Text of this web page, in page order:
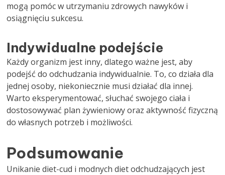
mogą pomóc w utrzymaniu zdrowych nawyków i
osiągnięciu sukcesu.
Indywidualne podejście
Każdy organizm jest inny, dlatego ważne jest, aby
podejść do odchudzania indywidualnie. To, co działa dla
jednej osoby, niekoniecznie musi działać dla innej.
Warto eksperymentować, słuchać swojego ciała i
dostosowywać plan żywieniowy oraz aktywność fizyczną
do własnych potrzeb i możliwości.
Podsumowanie
Unikanie diet-cud i modnych diet odchudzających jest